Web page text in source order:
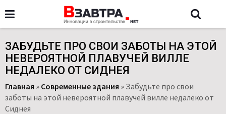
ЗАБУДЬТЕ ПРО СВОИ ЗАБОТЫ НА ЭТОЙ
НЕВЕРОЯТНОЙ ПЛАВУЧЕЙ ВИЛЛЕ
НЕДАЛЕКО ОТ СИДНЕЯ
Главная » Современные здания » Забудьте про свои
заботы на этой невероятной плавучей вилле недалеко от
Сиднея